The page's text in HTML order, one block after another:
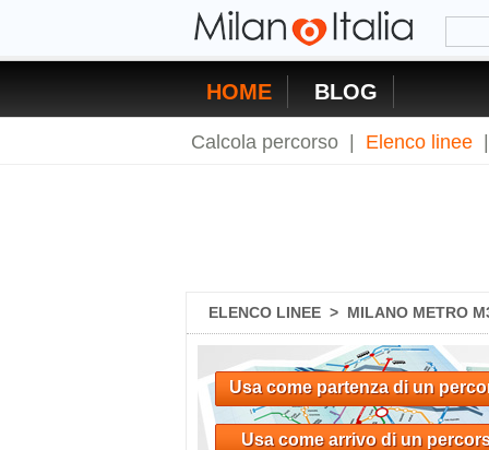
HOME BLOG
Calcola percorso Elenco linee
ELENCO LINEE > MILANO METRO
Usa come partenza di un
Usa come arrivo di un